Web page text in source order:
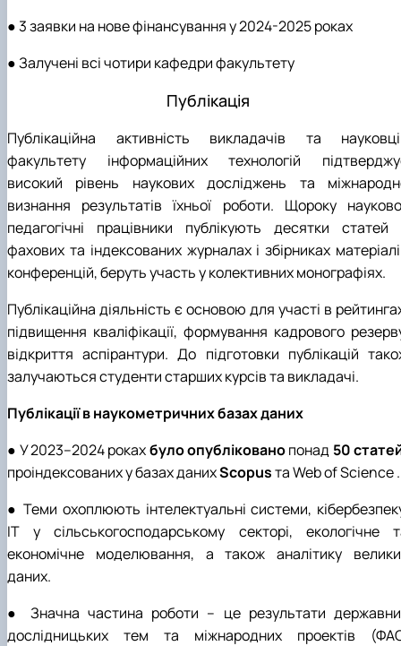
● 3 заявки на нове фінансування у 2024-2025 роках
● Залучені всі чотири кафедри факультету
Публікація
Публікаційна активність викладачів та
факультету інформаційних технологій
високий рівень наукових досліджень та
визнання результатів їхньої роботи. Щороку
педагогічні працівники публікують десятки статей
фахових та індексованих журналах і збірниках
конференцій, беруть участь у колективних монографіях.
Публікаційна діяльність є основою для участі в
підвищення кваліфікації, формування кадрового
відкриття аспірантури. До підготовки публікацій
залучаються студенти старших курсів та викладачі.
Публікації в наукометричних базах даних
● У 2023–2024 рокахбуло опублікованопонад 50
проіндексованих у базах данихScopusта Web of Science .
● Теми охоплюють інтелектуальні системи,
ІТ у сільськогосподарському секторі, екологічне
економічне моделювання, а також аналітику
даних.
● Значна частина роботи – це результати
дослідницьких тем та міжнародних проектів